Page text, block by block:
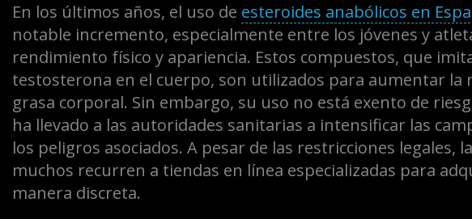
En los últimos años, el uso de esteroides anabólicos en
notable incremento, especialmente entre los jóvenes y
rendimiento físico y apariencia. Estos compuestos, que
testosterona en el cuerpo, son utilizados para aumentar la
grasa corporal. Sin embargo, su uso no está exento de
ha llevado a las autoridades sanitarias a intensificar las
los peligros asociados. A pesar de las restricciones legales,
muchos recurren a tiendas en línea especializadas para
manera discreta.